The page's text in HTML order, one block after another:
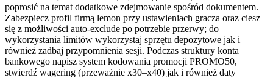
poprosić na temat dodatkowe zdejmowanie spośród dokumentem.
Zabezpiecz profil firmą lemon przy ustawieniach gracza oraz ciesz
się z możliwości auto-exclude po potrzebie przerwy; do
wykorzystania limitów wykorzystaj sprzętu depozytowe jak i
również zadbaj przypomnienia sesji. Podczas struktury konta
bankowego napisz system kodowania promocji PROMO50,
stwierdź wagering (przeważnie x30–x40) jak i również daty